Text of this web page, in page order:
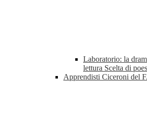
Laboratorio: la
lettura Scelta di
Apprendisti Ciceroni del